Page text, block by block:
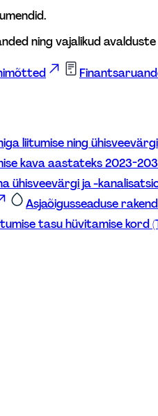
ning vajalikud
liitumise ning
kava aastateks 2023-
ühisveevärgi ja -
Asjaõigusseaduse
tasu hüvitamise kord